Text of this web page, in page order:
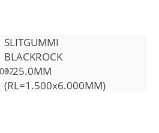
SLITGUMMI
BLACKROCK
+ 25.0MM
(RL=1.500x6.000MM)